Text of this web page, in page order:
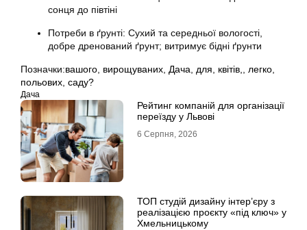
сонця до півтіні
Потреби в ґрунті: Сухий та середньої вологості,
добре дренований ґрунт; витримує бідні ґрунти
Позначки:вашого, вирощуваних, Дача, для, квітів,, легко,
польових, саду?
Дача
Рейтинг компаній для організації
переїзду у Львові
6 Серпня, 2026
ТОП студій дизайну інтер’єру з
реалізацією проєкту «під ключ» у
Хмельницькому